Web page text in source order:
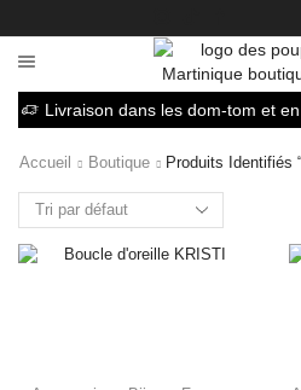
Accueil Boutique Produits Identifiés